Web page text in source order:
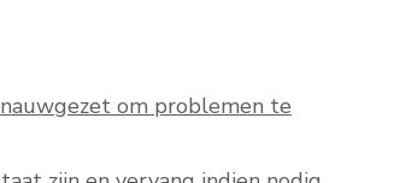
om problemen te